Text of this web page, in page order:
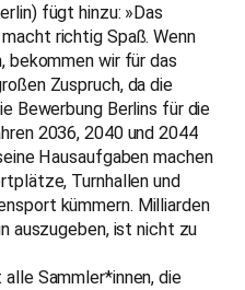
fügt hinzu: »Das
richtig Spaß. Wenn
bekommen wir für das
Zuspruch, da die
Bewerbung Berlins für die
2036, 2040 und 2044
Hausaufgaben machen
Turnhallen und
kümmern. Milliarden
auszugeben, ist nicht zu
Sammler*innen, die